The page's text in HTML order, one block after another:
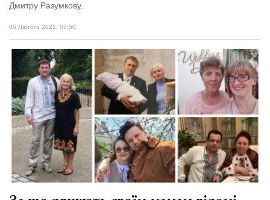
Дмитру Разумкову.
05 Лютого 2021, 07:50